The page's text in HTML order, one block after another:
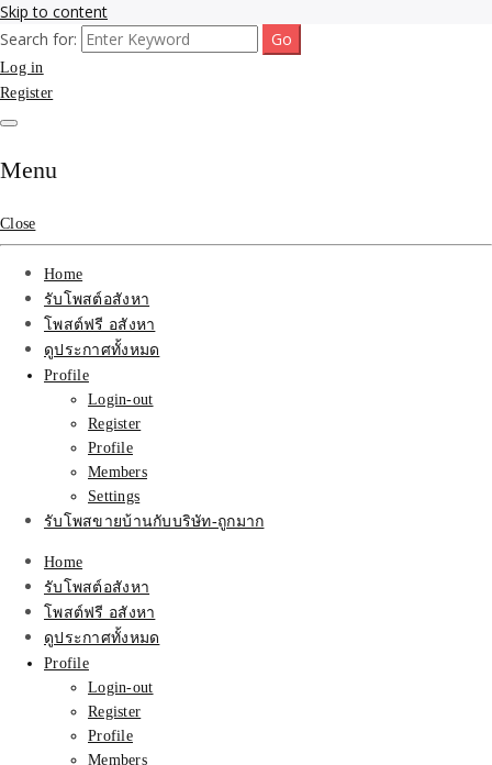
Skip to content
รับจ้างโพสขายบ้าน ที่ดิน
ติดAI SEO กับบริษัทใหญ่
รับจ้างทำโฆษณา สินค้า
บ้านที่ดิน ราคา ถูกและดี
ที่สุด บริการ โปรโมท
โฆษณารับโพสอสังหา ทีม
งาน บริํษัทใหญ่ เว็บขาย
บ้าน คุณภาพอันดับ1
SEOขายบ้าน
รับจ้างโพสขายบ้าน ที่ดิน ไม่มีค่านายหน้า กับบริษัท SEO-AI เน้นติดหน้า
แรก บริการโพสต์ โปรโมท รับจ้างทำโฆษณา ราคาถูก เว็บขายบ้าน รับโพ
สอสังหา ติดหน้าแรกกูเกิ้ล ทีมงาน บริํษัทใหญ่ รับประกันผลงาน ที่เดียวใน
Search for:
Log in
Register
Menu
Close
Home
รับโพสต์อสังหา
โพสต์ฟรี อสังหา
ดูประกาศทั้งหมด
Profile
Login-out
Register
Profile
Members
Settings
รับโพสขายบ้านกับบริษัท-ถูกมาก
Home
รับโพสต์อสังหา
โพสต์ฟรี อสังหา
ดูประกาศทั้งหมด
Profile
Login-out
Register
Profile
Members